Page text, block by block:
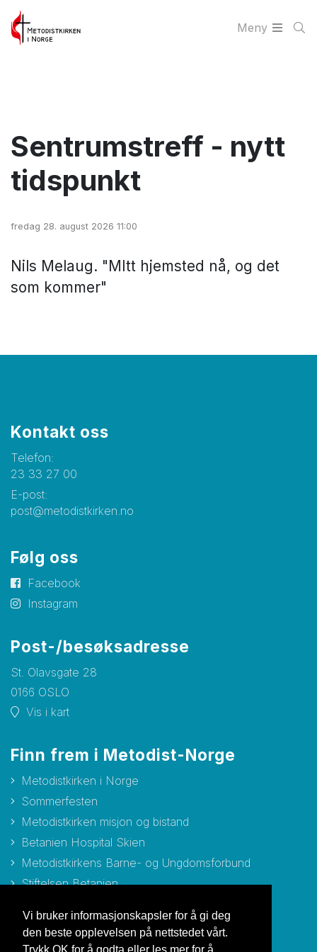
Vi bruker informasjonskapsler for å gi deg
den beste opplevelsen på nettstedet vårt.
Meny
Sentrumstreff - nytt
tidspunkt
fredag 28. august 2026 11:00
Nils Melaug. "MItt hjemsted nå, og det
som kommer"
Kontakt oss
Telefon:
23 33 27 00
E-post:
post@metodistkirken.no
Følg oss
Facebook
Instagram
Post-/besøksadresse
St. Olavsgate 28
0166 OSLO
Vis i kart
Finn frem i Metodist-Norge
Metodistkirken i Norge
Sommerfesten
Metodistkirken misjon og bistand
Betanien Hospital Skien
Metodistkirkens Barne- og Ungdomsforbund
Stiftelsen Betanien